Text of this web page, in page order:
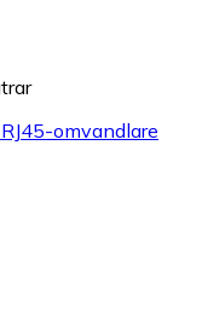
omvandlare